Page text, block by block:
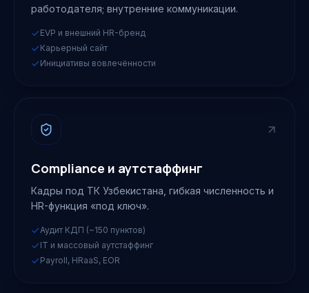
работодателя; внутренние коммуникации.
EVP и внешний HR-бренд
Карьерный сайт
Инициативы вовлечённости
Compliance и аутстаффинг
Кадры под ТК Узбекистана, гибкая численность и
HR-функция «под ключ».
Аудит КДП (~150 пунктов)
IT и массовый аутстаффинг
Payroll, HRaaS, EOR